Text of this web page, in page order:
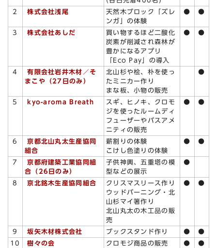
2 株式会社浅尾
天然木ブロック「ズレ
ンガ」の体験
● ●
3 株式会社あしだ
買い物するほど二酸化
炭素が削減され森林が
豊かになるアプリ
「Eco Pay」の導入
● ●
4 有限会社岩井木材 ／ そ
まこや（27日のみ）
北山杉や桧、朴を使っ
たミニカー作り
まな板、小物の販売
●
5 kyo-aroma Breath
スギ、ヒノキ、クロモ
ジを使ったルームディ
フューザーやバスアメ
ニティの販売
● ●
6
京都北山丸太生産協同
組合
薪割りの体験
こけし色塗りの体験
● ●
7
京都府建築工業協同組
合（26日のみ）
子供神輿、五重塔の模
型などの展示
●
8 京北銘木生産協同組合
クリスマスリース作り
ウッドバーニング・北
山杉マイ箸作り
北山丸太の木工品の販
売
● ●
9 坂矢木材株式会社 ブックスタンド作り ●
●
10
樹々の会 クロモジ商品の販売 ● ●